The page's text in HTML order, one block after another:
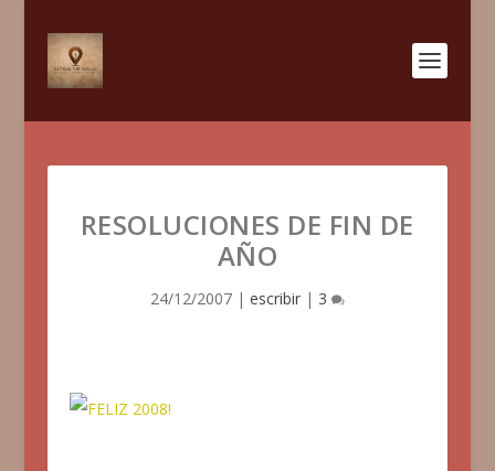
RESOLUCIONES DE FIN DE
AÑO
24/12/2007| escribir| 3